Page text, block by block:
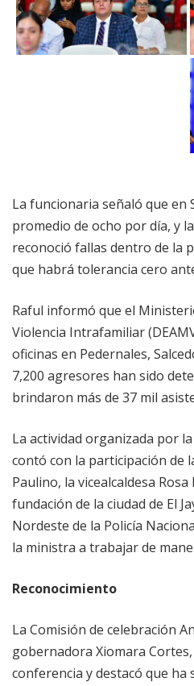
La funcionaria señaló que en
promedio de ocho por día, y
reconoció fallas dentro de la
que habrá tolerancia cero
Raful informó que el
Violencia Intrafamiliar
oficinas en Pedernales,
7,200 agresores han sido
brindaron más de 37 mil
La actividad organizada por
contó con la participación de
Paulino, la vicealcaldesa
fundación de la ciudad de El
Nordeste de la Policía
la ministra a trabajar de
Reconocimiento
La Comisión de celebración
gobernadora Xiomara
conferencia y destacó que ha